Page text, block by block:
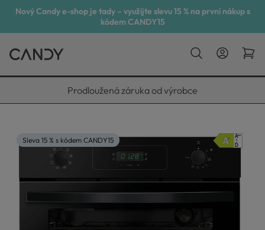
Nový Candy e-shop je tady – využijte slevu 15 % na první nákup s
kódem CANDY15
Vyneseme, zapojíme, odvezeme
Sleva 15 % s kódem CANDY15